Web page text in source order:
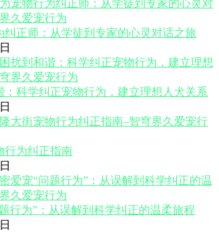
纠正师：从学徒到专家的心灵对话之旅
：科学纠正宠物行为，建立理想人犬关系
行为纠正指南
行为”：从误解到科学纠正的温柔旅程